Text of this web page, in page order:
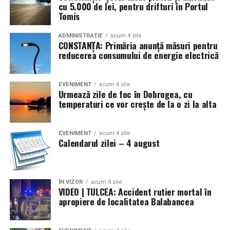
senzuale, Tropic Thunder propune o atmosferă complet
diferită.
Smochina coaptă, laptele de cocos și lemnul de santal
construiesc o compoziție inspirată de zilele petrecute la
soare și de energia destinațiilor tropicale. Este un
parfum care îmbină prospețimea fructelor cu confortul
notelor cremoase și lemnoase, fiind ideal pentru serile
de vară.
Parfumuri create fără limite
AtâtLa La Lime
Scents, prima colecție Oriflame inspirată din parfumeria
de nișă.
Colecția a fost dezvoltată în colaborare cu Givaudan și
cu noua generație de parfumieri ai școlii sale de
parfumerie. În cadrul unui proiect unic, aceștia au
cu 5.000 de lei, pentru drifturi în Portul
Tomis
ADMINISTRAȚIE acum 4 zile
CONSTANȚA: Primăria anunță măsuri pentru
reducerea consumului de energie electrică
EVENIMENT acum 4 zile
Urmează zile de foc în Dobrogea, cu
temperaturi ce vor crește de la o zi la alta
EVENIMENT acum 4 zile
Calendarul zilei – 4 august
ÎN VIZOR acum 4 zile
VIDEO | TULCEA: Accident rutier mortal în
apropiere de localitatea Balabancea